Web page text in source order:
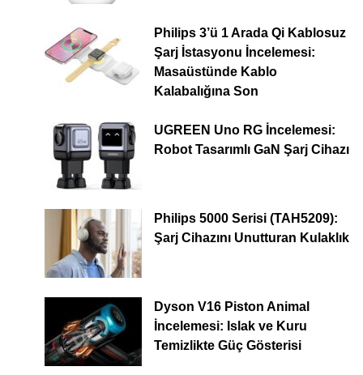
Philips 3’ü 1 Arada Qi Kablosuz
Şarj İstasyonu İncelemesi:
Masaüstünde Kablo
Kalabalığına Son
UGREEN Uno RG İncelemesi:
Robot Tasarımlı GaN Şarj Cihazı
Philips 5000 Serisi (TAH5209):
Şarj Cihazını Unutturan Kulaklık
Dyson V16 Piston Animal
İncelemesi: Islak ve Kuru
Temizlikte Güç Gösterisi